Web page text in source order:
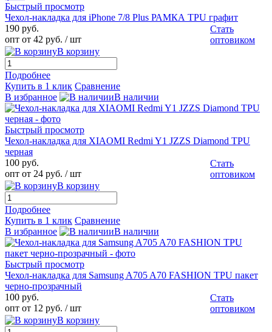
Быстрый просмотр
Чехол-накладка для iPhone 7/8 Plus РАМКА TPU графит
190 руб.
опт от 42 руб. / шт
Стать
оптовиком
В корзину
Подробнее
Купить в 1 клик Сравнение
В избранное
В наличии
Быстрый просмотр
Чехол-накладка для XIAOMI Redmi Y1 JZZS Diamond TPU
черная
100 руб.
опт от 24 руб. / шт
Стать
оптовиком
В корзину
Подробнее
Купить в 1 клик Сравнение
В избранное
В наличии
Быстрый просмотр
Чехол-накладка для Samsung A705 A70 FASHION TPU пакет
черно-прозрачный
100 руб.
опт от 12 руб. / шт
Стать
оптовиком
В корзину